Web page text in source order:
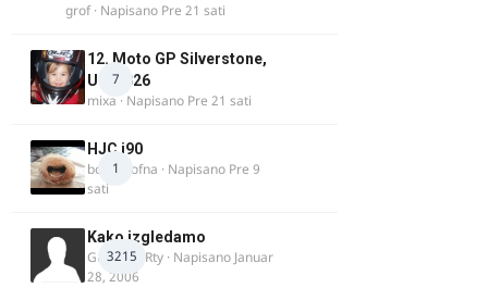
grof· Napisano Pre 21 sati
7
12. Moto GP Silverstone,
UK, 2026
mixa · Napisano Pre 21 sati
1
HJC i90
bobi_krofna · Napisano Pre 9
sati
3215
Kako izgledamo
Guest diRRty · Napisano Januar
28, 2006